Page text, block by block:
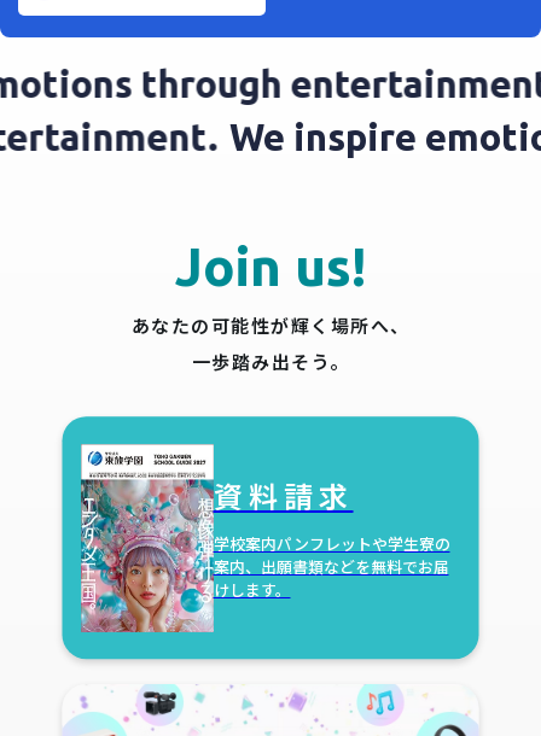
through
We inspire
Join us!
あなたの可能性が輝く場所へ、
一歩踏み出そう。
資料請求
学校案内パンフレットや学生寮の
案内、出願書類などを無料でお届
けします。